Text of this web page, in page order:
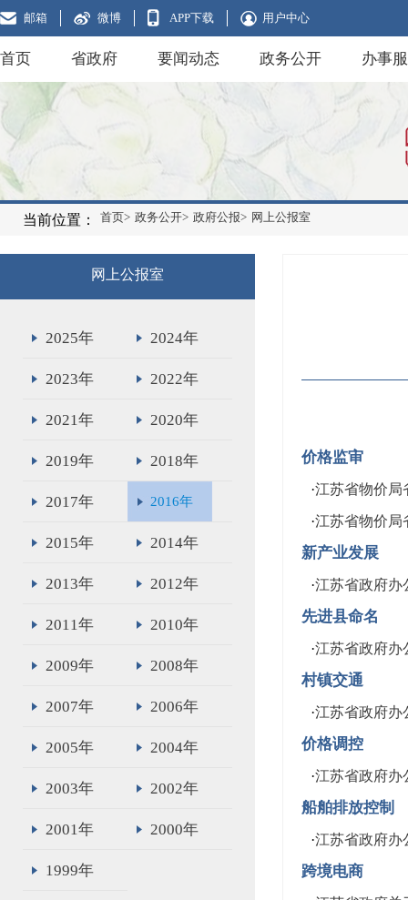
邮箱 微博 APP下载 用户中心
首页 省政府 要闻动态 政务公开 办事
当前位置： 首页> 政务公开> 政府公报> 网上公报室
网上公报室
2025年 2024年
2023年 2022年
2021年 2020年
2019年 2018年
2017年 2016年
2015年 2014年
2013年 2012年
2011年 2010年
2009年 2008年
2007年 2006年
2005年 2004年
2003年 2002年
2001年 2000年
1999年
价格监审
·江苏省物价局
·江苏省物价局
新产业发展
·江苏省政府办
先进县命名
·江苏省政府办
村镇交通
·江苏省政府办
价格调控
·江苏省政府办
船舶排放控制
·江苏省政府办
跨境电商